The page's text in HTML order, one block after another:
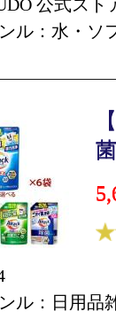
公式スト
ル：水・ソ
ル：日用品